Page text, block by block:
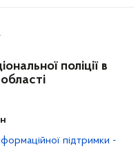
поліції в
підтримки -